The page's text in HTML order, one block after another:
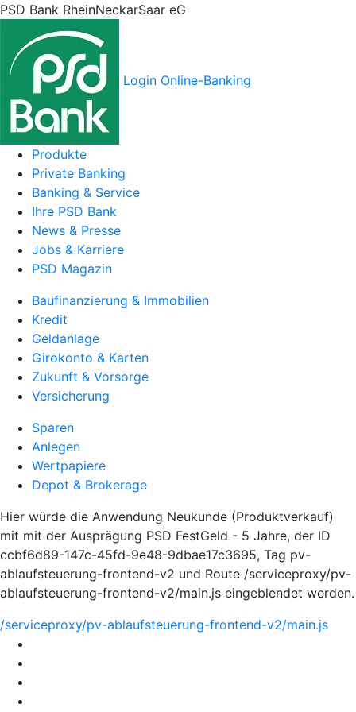
PSD Bank RheinNeckarSaar eG
Login Online-Banking
Produkte
Private Banking
Banking & Service
Ihre PSD Bank
News & Presse
Jobs & Karriere
PSD Magazin
Baufinanzierung & Immobilien
Kredit
Geldanlage
Girokonto & Karten
Zukunft & Vorsorge
Versicherung
Sparen
Anlegen
Wertpapiere
Depot & Brokerage
Hier würde die Anwendung Neukunde (Produktverkauf)
mit mit der Ausprägung PSD FestGeld - 5 Jahre, der ID
ccbf6d89-147c-45fd-9e48-9dbae17c3695, Tag pv-
ablaufsteuerung-frontend-v2 und Route /serviceproxy/pv-
ablaufsteuerung-frontend-v2/main.js eingeblendet werden.
/serviceproxy/pv-ablaufsteuerung-frontend-v2/main.js